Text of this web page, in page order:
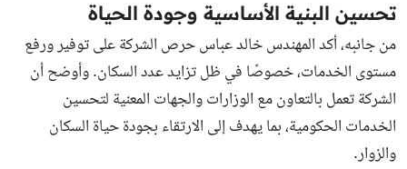
تحسين البنية الأساسية وجودة الحياة
من جانبه، أكد المهندس خالد عباس حرص الشركة على توفير ورفع
مستوى الخدمات، خصوصًا في ظل تزايد عدد السكان. وأوضح أن
الشركة تعمل بالتعاون مع الوزارات والجهات المعنية لتحسين
الخدمات الحكومية، بما يهدف إلى الارتقاء بجودة حياة السكان
والزوار.